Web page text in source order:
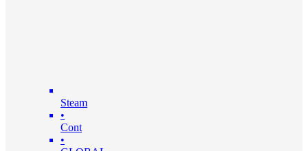
Steam
•
Cont
•